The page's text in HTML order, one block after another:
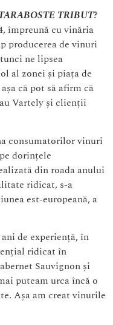
TRIBUT?
împreună cu vinăria
producerea de vinuri
ne lipsea
al zonei și piața de
că pot să afirm că
Vartely și clienții
consumatorilor vinuri
dorințele
din roada anului
ridicat, s-a
est-europeană, a
de experiență, în
ridicat în
Sauvignon și
puteam urca încă o
Așa am creat vinurile